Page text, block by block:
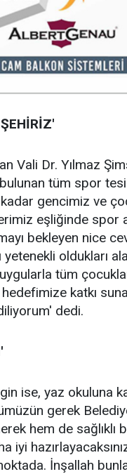
Vali Dr. Yılmaz
tüm spor
gencimiz ve
eşliğinde spor
bekleyen nice
yetenekli oldukları
tüm
katkı
dedi.
ise, yaz okuluna
gerek
hem de
iyi
İnşallah